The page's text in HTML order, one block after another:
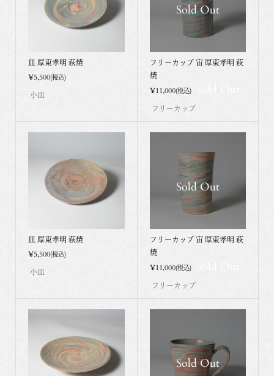
皿 厚東孝明 萩焼
¥5,500(税込)
小皿
Sold Out
フリーカップ 宙 厚東孝明 萩
焼
¥11,000(税込)
フリーカップ
皿 厚東孝明 萩焼
¥5,500(税込)
小皿
Sold Out
フリーカップ 宙 厚東孝明 萩
焼
¥11,000(税込)
フリーカップ
Sold Out